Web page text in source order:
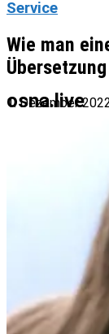
osna.live
Service
Wie man
1. Dezember